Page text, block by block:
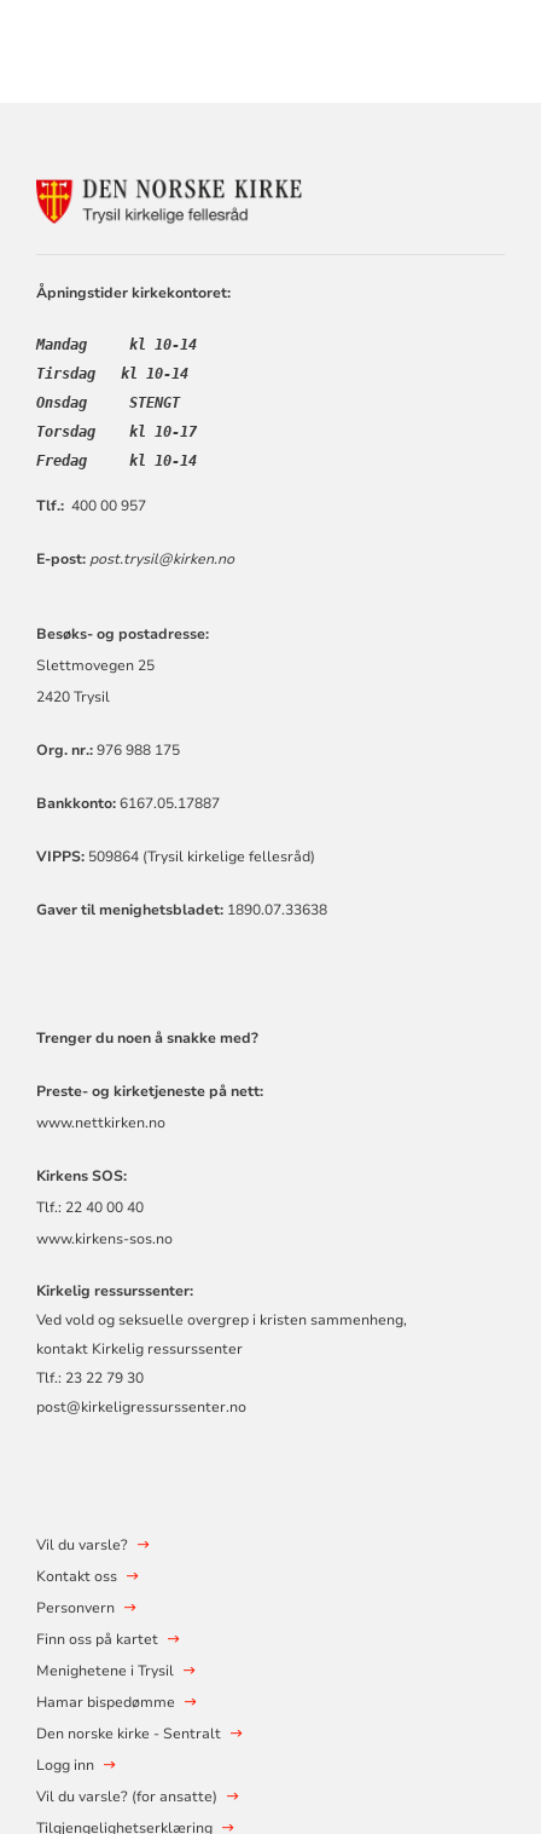
KONTAKTINFORMASJON
Åpningstider kirkekontoret:
Mandag     kl 10-14
Tirsdag   kl 10-14
Onsdag     STENGT
Torsdag    kl 10-17
Fredag     kl 10-14
Tlf.:400 00 957
E-post: post.trysil@kirken.no
Besøks- og postadresse:
Slettmovegen 25
2420 Trysil
Org. nr.:976 988 175
Bankkonto:6167.05.17887
VIPPS:509864 (Trysil kirkelige fellesråd)
Gaver til menighetsbladet:1890.07.33638
Trenger du noen å snakke med?
Preste- og kirketjeneste på nett:
www.nettkirken.no
Kirkens SOS:
Tlf.: 22 40 00 40
www.kirkens-sos.no
Kirkelig ressurssenter:
Ved vold og seksuelle overgrep i kristen sammenheng,
kontakt Kirkelig ressurssenter
Tlf.: 23 22 79 30
post@kirkeligressurssenter.no
Vil du varsle?
Kontakt oss
Personvern
Finn oss på kartet
Menighetene i Trysil
Hamar bispedømme
Den norske kirke - Sentralt
Logg inn
Vil du varsle? (for ansatte)
Tilgjengelighetserklæring